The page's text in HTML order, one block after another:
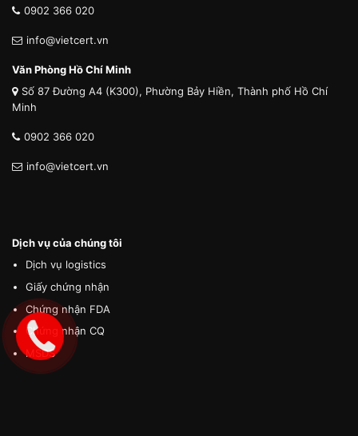
0902 366 020
info@vietcert.vn
Văn Phòng Hồ Chí Minh
Số 87 Đường A4 (K300), Phường Bảy Hiền, Thành phố Hồ Chí
Minh
0902 366 020
info@vietcert.vn
Dịch vụ của chúng tôi
Dịch vụ logistics
Giấy chứng nhận
Chứng nhận FDA
Chứng nhận CQ
MSDS